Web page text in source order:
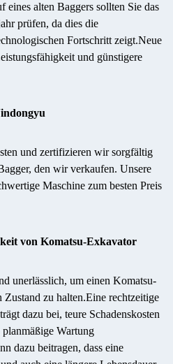
eines alten Baggers sollten Sie das
prüfen, da dies die
Fortschritt zeigt.Neue
und günstigere
und zertifizieren wir sorgfältig
den wir verkaufen. Unsere
Maschine zum besten Preis
von Komatsu-Exkavator
unerlässlich, um einen Komatsu-
zu halten.Eine rechtzeitige
dazu bei, teure Schadenskosten
Wartung
dazu beitragen, dass eine